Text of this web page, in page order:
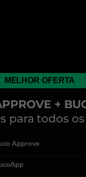
MELHOR OFERTA
+
para todos
Approve